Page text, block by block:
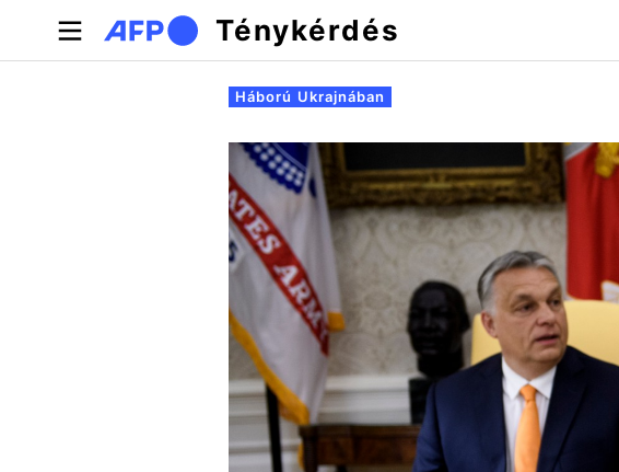
Ténykérdés
Elsődleges fülek
Háború Ukrajnában